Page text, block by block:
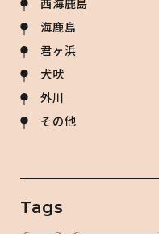
西海鹿島
海鹿島
君ヶ浜
犬吠
外川
その他
Tags